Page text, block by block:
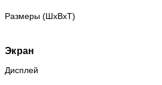
Размеры (ШxВxТ)
Экран
Дисплей